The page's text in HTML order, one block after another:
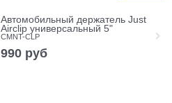
Автомобильный держатель Just
Airclip универсальный 5"
CMNT-CLP
990 руб